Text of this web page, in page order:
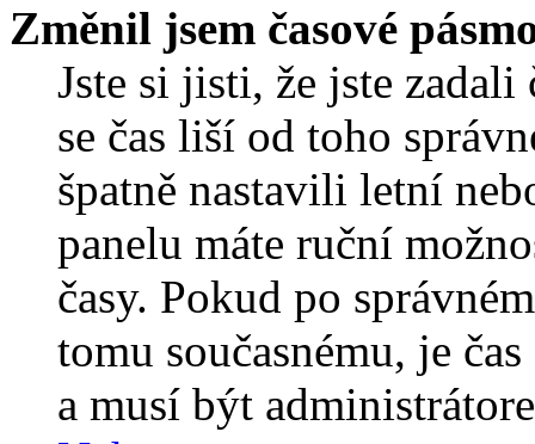
Změnil jsem časové
Jste si jisti, že jste zadali
se čas liší od toho
špatně nastavili letní
panelu máte ruční
časy. Pokud po
tomu současnému, je
a musí být